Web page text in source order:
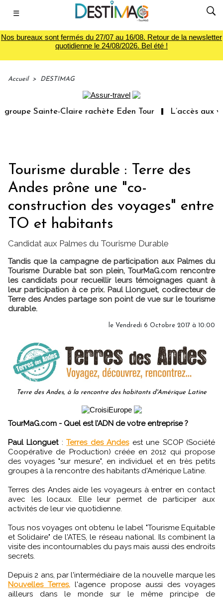
☰
Nos bureaux sont fermés du 27/07 au 16/08. Retour de la newsletter
quotidienne le 24/08/2026. Bel été !
Accueil > DESTIMAG
Sainte-Claire rachète Eden Tour L’accès aux
Tourisme durable : Terre des
Andes prône une "co-
construction des voyages" entre
TO et habitants
Candidat aux Palmes du Tourisme Durable
Tandis que la campagne de participation aux Palmes du
Tourisme Durable bat son plein, TourMaG.com rencontre
les candidats pour recueillir leurs témoignages quant à
leur participation à ce prix. Paul Llonguet, codirecteur de
Terre des Andes partage son point de vue sur le tourisme
durable.
le Vendredi 6 Octobre 2017 à 10:00
Terre des Andes, à la rencontre des habitants d'Amérique Latine
TourMaG.com - Quel est l’ADN de votre entreprise ?
Paul Llonguet:Terres des Andesest une SCOP (Société
Coopérative de Production) créée en 2012 qui propose
des voyages "sur mesure", en individuel et en très petits
groupes à la rencontre des habitants d'Amérique Latine.
Terres des Andes aide les voyageurs à entrer en contact
avec les locaux. Elle leur permet de participer aux
activités de leur vie quotidienne.
Tous nos voyages ont obtenu le label "Tourisme Equitable
et Solidaire" de l'ATES, le réseau national. Ils combinent la
visite des incontournables du pays mais aussi des endroits
secrets.
Depuis 2 ans, par l'intermédiaire de la nouvelle marque les
Nouvelles Terres, l'agence propose aussi des voyages
ailleurs dans le monde sur le même principe de